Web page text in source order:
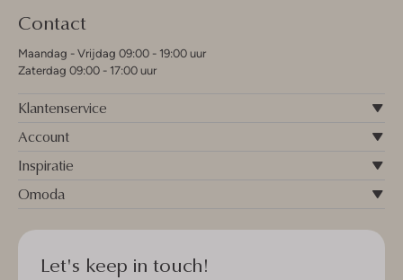
Contact
Maandag - Vrijdag 09:00 - 19:00 uur
Zaterdag 09:00 - 17:00 uur
Klantenservice
Account
Inspiratie
Omoda
Let's keep in touch!